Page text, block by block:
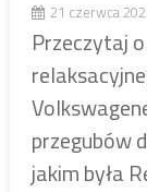
21 czerwca
Przeczytaj
przegubów
jakim była